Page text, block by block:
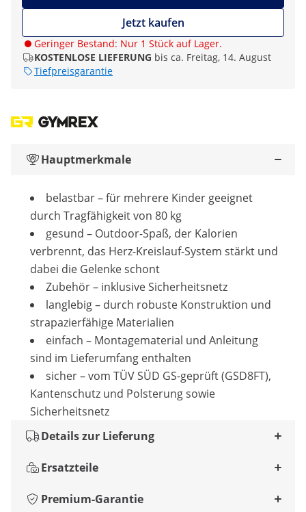
Jetzt kaufen
Geringer Bestand: Nur 1 Stück auf Lager.
KOSTENLOSE LIEFERUNG bis ca. Freitag, 14. August
Tiefpreisgarantie
Hauptmerkmale
belastbar – für mehrere Kinder geeignet
durch Tragfähigkeit von 80 kg
gesund – Outdoor-Spaß, der Kalorien
verbrennt, das Herz-Kreislauf-System stärkt und
dabei die Gelenke schont
Zubehör – inklusive Sicherheitsnetz
langlebig – durch robuste Konstruktion und
strapazierfähige Materialien
einfach – Montagematerial und Anleitung
sind im Lieferumfang enthalten
sicher – vom TÜV SÜD GS-geprüft (GSD8FT),
Kantenschutz und Polsterung sowie
Sicherheitsnetz
Details zur Lieferung
Ersatzteile
Premium-Garantie